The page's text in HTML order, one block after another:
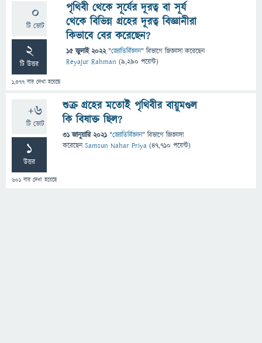
0
টি ভোট
2
টি উত্তর
1,377 বার দেখা হয়েছে
পৃথিবী থেকে সূর্যের দূরত্ব বা সূর্য
থেকে বিভিন্ন গ্রহের দূরত্ব বিজ্ঞানীরা
কিভাবে বের করেছেন?
15 জুলাই 2022 "জ্যোতির্বিজ্ঞান" বিভাগে জিজ্ঞাসাকরেছেন
Reyajur Rahman (9,290 পয়েন্ট)
+6
টি ভোট
1
উত্তর
601 বার দেখা হয়েছে
শুক্র গ্রহের মতোই পৃথিবীর বায়ুমণ্ডল
কি বিষাক্ত ছিল?
31 জানুয়ারি 2021 "জ্যোতির্বিজ্ঞান" বিভাগে জিজ্ঞাসা
করেছেনSamsun Nahar Priya (47,710 পয়েন্ট)